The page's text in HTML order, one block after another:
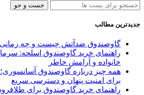
جست و جو
جدیدترین مطالب
گاوصندوق ضدآتش چیست و چه
راهنمای خرید گاوصندوق اسلحه:
خانواده و آرامش خاطر
همه چیز درباره گاوصندوق
برای امنیت پنهان و دسترسی سریع
راهنمای خرید گاوصندوق برای